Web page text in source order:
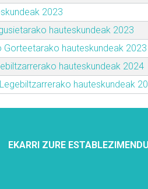
2023
hauteskundeak 2023
Gorteetarako hauteskundeak 2023
hauteskundeak 2024
hauteskundeak
EKARRI ZURE